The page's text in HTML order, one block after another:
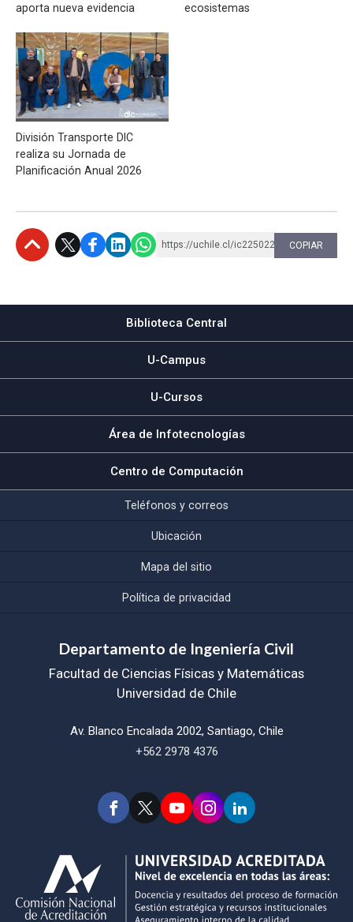
aporta nueva evidencia
ecosistemas
División Transporte DIC
realiza su Jornada de
Planificación Anual 2026
https://uchile.cl/ic225022 COPIAR
Biblioteca Central
U-Campus
U-Cursos
Área de Infotecnologías
Centro de Computación
Teléfonos y correos
Ubicación
Mapa del sitio
Política de privacidad
Departamento de Ingeniería Civil
Facultad de Ciencias Físicas y Matemáticas
Universidad de Chile
Av. Blanco Encalada 2002, Santiago, Chile
+562 2978 4376